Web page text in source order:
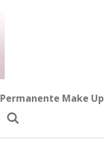
Permanente Make Up